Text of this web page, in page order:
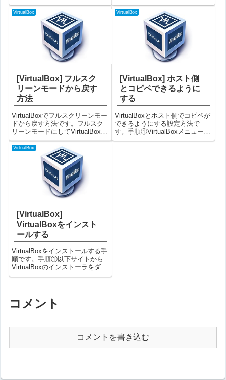
表示される以下のようなポップ
アップ画面です。手順①メニュ
ー「ファイル」⇒「環境設定」
を選択する②環境設定画面で
「アップデート」を選択...
選び「OK」ボタンをクリックす
る上図は日本語を選択した例で
す。これでVirtualBox...
VirtualBox
[VirtualBox] フルスク
リーンモードから戻す
方法
VirtualBoxでフルスクリーンモー
ドから戻す方法です。フルスク
リーンモードにしてVirtualBoxの
メニューが消えてしまった時に
お試しください。手順①フルス
クリーンモードで表示されてい
る時に画面上で、右側の+キーを
押すと以下のような...
VirtualBox
[VirtualBox] ホスト側
とコピペできるように
する
VirtualBoxとホスト側でコピペが
できるようにする設定方法で
す。手順①VirtualBoxメニューの
「デバイス」⇒「Guest
VirtualBox
[VirtualBox]
VirtualBoxをインスト
ールする
VirtualBoxをインストールする手
順です。手順①以下サイトから
VirtualBoxのインストーラをダウ
ンロードする使用するOSのリン
順で進めていきます。※全てデ
フォルト状態で進め...
コメント
コメントを書き込む